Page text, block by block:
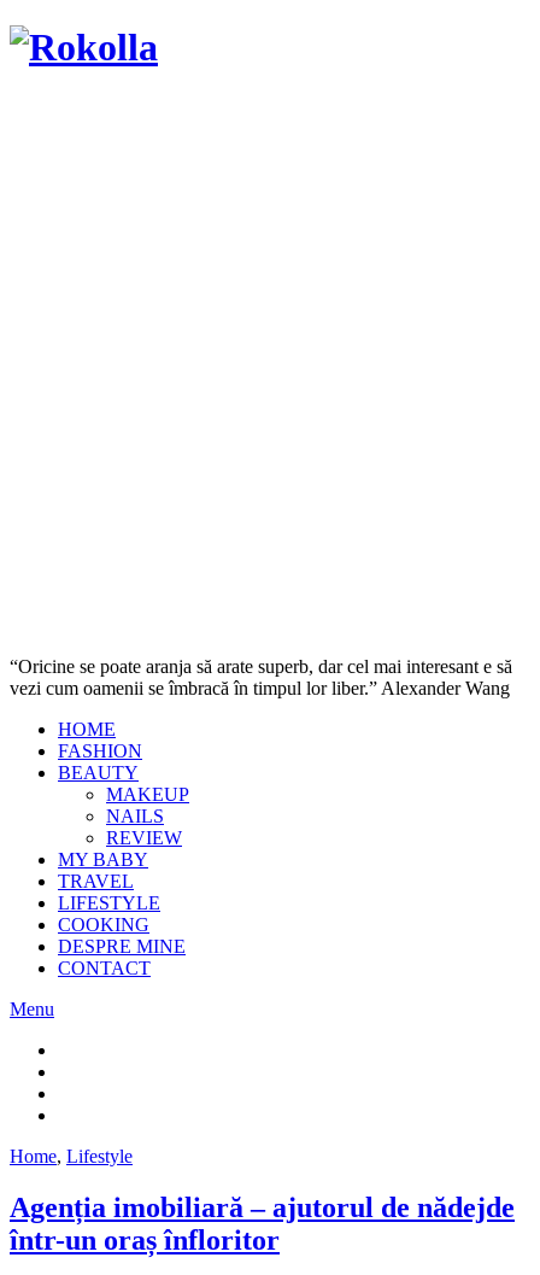
“Oricine se poate aranja să arate superb, dar cel mai interesant e să
vezi cum oamenii se îmbracă în timpul lor liber.” Alexander Wang
HOME
FASHION
BEAUTY
MAKEUP
NAILS
REVIEW
MY BABY
TRAVEL
LIFESTYLE
COOKING
DESPRE MINE
CONTACT
Menu
Home, Lifestyle
Agenția imobiliară – ajutorul de nădejde
într-un oraș înfloritor